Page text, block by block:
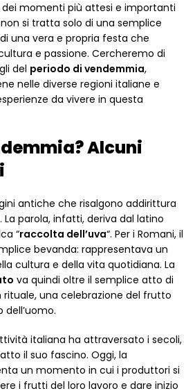
dei momenti più attesi e importanti
si tratta solo di una semplice
una vera e propria festa che
e passione. Cercheremo di
del periodo di vendemmia,
nelle diverse regioni italiane e
da vivere in questa
Alcuni
antiche che risalgono addirittura
. La parola, infatti, deriva dal latino
“raccolta dell’uva“. Per i Romani, il
bevanda: rappresentava un
cultura e della vita quotidiana. La
va quindi oltre il semplice atto di
rituale, una celebrazione del frutto
dell’uomo.
italiana ha attraversato i secoli,
il suo fascino. Oggi, la
un momento in cui i produttori si
i frutti del loro lavoro e dare inizio